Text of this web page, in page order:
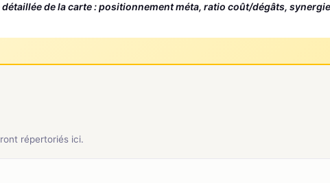
de la carte : positionnement méta, ratio coût/dégâts,
répertoriés ici.